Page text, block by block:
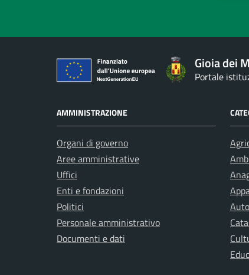
Gioia dei
Portale
AMMINISTRAZIONE
Organi di governo
Aree amministrative
Uffici
Enti e fondazioni
Politici
Personale amministrativo
Documenti e dati